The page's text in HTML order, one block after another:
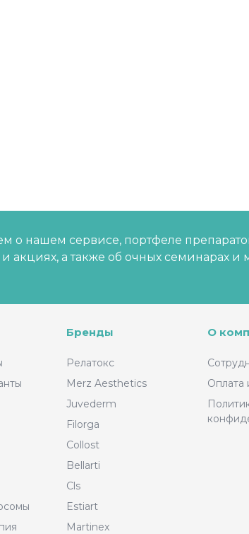
о нашем сервисе, портфеле
и акциях, а также об очных семинарах и
Бренды
Релатокс
Merz Aesthetics
Juvederm
Filorga
Collost
Bellarti
Cls
Estiart
Martinex
О
Оплата